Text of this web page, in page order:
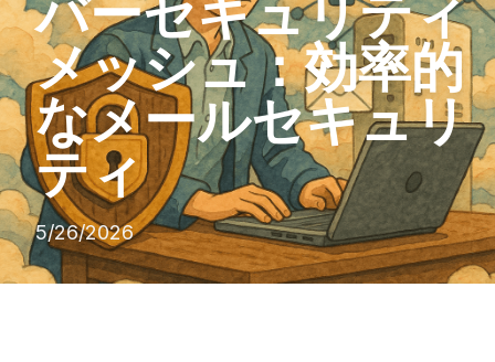
バーセキュリティ
メッシュ：効率的
なメールセキュリ
ティ
5/26/2026